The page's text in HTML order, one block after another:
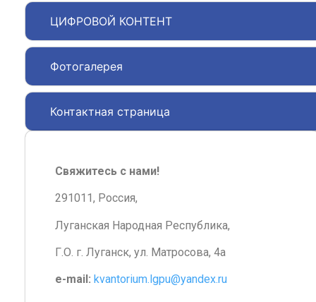
ЦИФРОВОЙ КОНТЕНТ
Фотогалерея
Контактная страница
Свяжитесь с нами!
291011, Россия,
Луганская Народная Республика,
Г.О. г. Луганск, ул. Матросова, 4а
e-mail: kvantorium.lgpu@yandex.ru